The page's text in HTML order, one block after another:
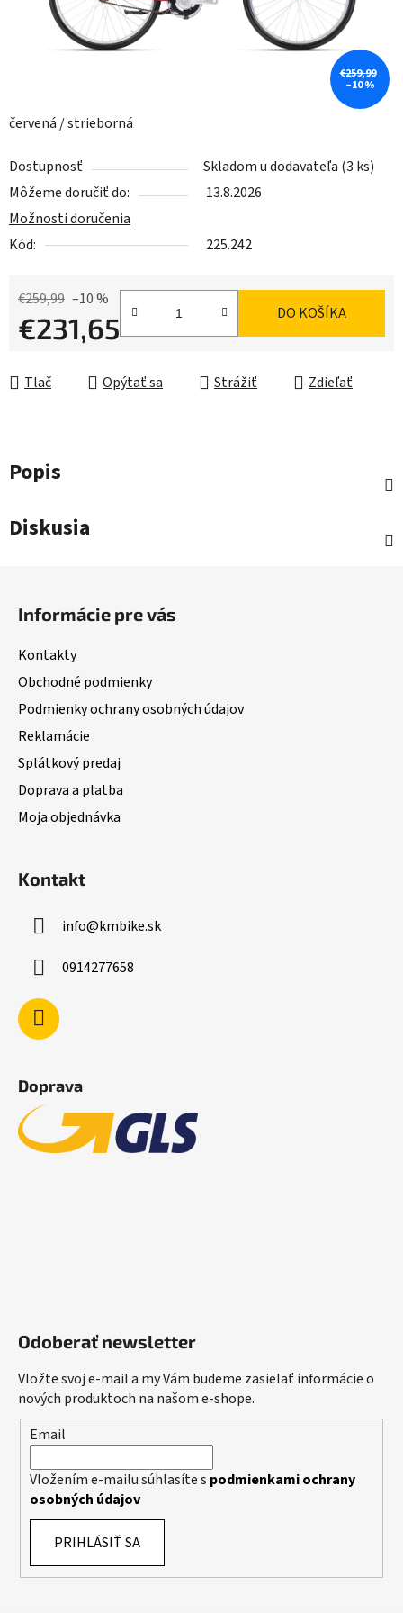
červená / strieborná
Dostupnosť Skladom u dodavateľa (3 ks)
Môžeme doručiť do:
13.8.2026
Možnosti doručenia
Kód:
225.242
€259,99 –10 %
€231,65 DO KOŠÍKA
Tlač Opýtať sa Strážiť Zdieľať
€259,99
–10 %
Popis
Diskusia
Informácie pre vás
Kontakty
Obchodné podmienky
Podmienky ochrany osobných údajov
Reklamácie
Splátkový predaj
Doprava a platba
Moja objednávka
Kontakt
info@kmbike.sk
0914277658
Doprava
Odoberať newsletter
Vložte svoj e-mail a my Vám budeme zasielať informácie o
nových produktoch na našom e-shope.
Email
Vložením e-mailu súhlasíte s podmienkami ochrany
osobných údajov
PRIHLÁSIŤ SA